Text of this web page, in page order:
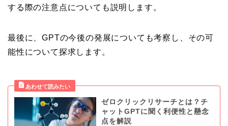
する際の注意点についても説明します。
最後に、GPTの今後の発展についても考察し、その可
能性について探求します。
ゼロクリックリサーチとは？チ
ャットGPTに聞く利便性と懸念
点を解説